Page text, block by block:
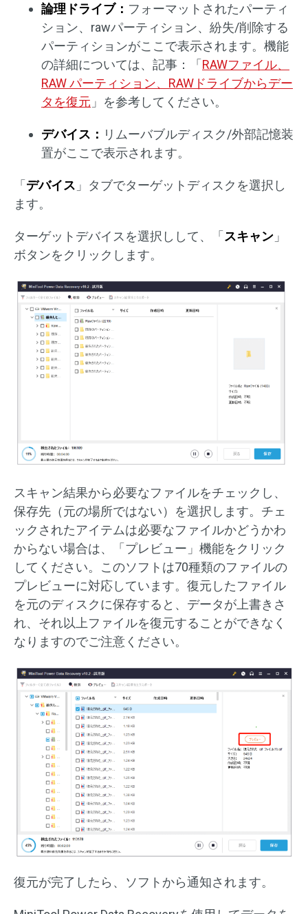
論理ドライブ： フォーマットされたパーティ
ション、rawパーティション、紛失/削除する
パーティションがここで表示されます。機能
の詳細については、記事：「 RAWファイル、
RAW パーティション、RAWドライブからデー
タを復元 」を参考してください。
デバイス： リムーバブルディスク/外部記憶装
置がここで表示されます。
「 デバイス 」タブでターゲットディスクを選択し
ます。
ターゲットデバイスを選択しして、「 スキャン 」
ボタンをクリックします。
スキャン結果から必要なファイルをチェックし、
保存先（元の場所ではない）を選択します。チェ
ックされたアイテムは必要なファイルかどうかわ
からない場合は、「プレビュー」機能をクリック
してください。このソフトは70種類のファイルの
プレビューに対応しています。復元したファイル
を元のディスクに保存すると、データが上書きさ
れ、それ以上ファイルを復元することができなく
なりますのでご注意ください。
復元が完了したら、ソフトから通知されます。